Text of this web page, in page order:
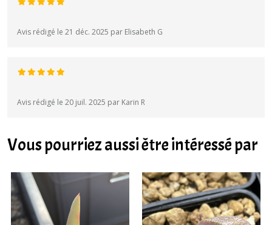
Avis rédigé le 21 déc. 2025 par Elisabeth G
Avis rédigé le 20 juil. 2025 par Karin R
Vous pourriez aussi être intéressé par